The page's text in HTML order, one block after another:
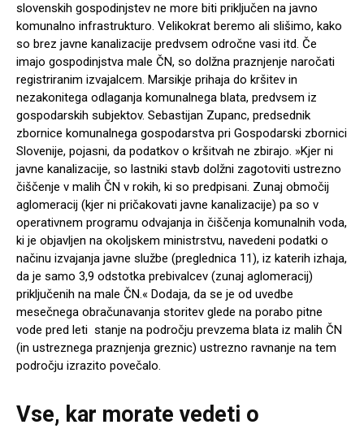
slovenskih gospodinjstev ne more biti priključen na javno
komunalno infrastrukturo. Velikokrat beremo ali slišimo, kako
so brez javne kanalizacije predvsem odročne vasi itd. Če
imajo gospodinjstva male ČN, so dolžna praznjenje naročati
registriranim izvajalcem. Marsikje prihaja do kršitev in
nezakonitega odlaganja komunalnega blata, predvsem iz
gospodarskih subjektov. Sebastijan Zupanc, predsednik
zbornice komunalnega gospodarstva pri Gospodarski zbornici
Slovenije, pojasni, da podatkov o kršitvah ne zbirajo. »Kjer ni
javne kanalizacije, so lastniki stavb dolžni zagotoviti ustrezno
čiščenje v malih ČN v rokih, ki so predpisani. Zunaj območij
aglomeracij (kjer ni pričakovati javne kanalizacije) pa so v
operativnem programu odvajanja in čiščenja komunalnih voda,
ki je objavljen na okoljskem ministrstvu, navedeni podatki o
načinu izvajanja javne službe (preglednica 11), iz katerih izhaja,
da je samo 3,9 odstotka prebivalcev (zunaj aglomeracij)
priključenih na male ČN.« Dodaja, da se je od uvedbe
mesečnega obračunavanja storitev glede na porabo pitne
vode pred leti stanje na področju prevzema blata iz malih ČN
(in ustreznega praznjenja greznic) ustrezno ravnanje na tem
področju izrazito povečalo.
Vse, kar morate vedeti o